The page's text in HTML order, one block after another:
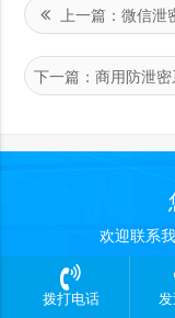
上一篇：微信泄密
下一篇：商用防泄密
欢迎联系
拨打电话